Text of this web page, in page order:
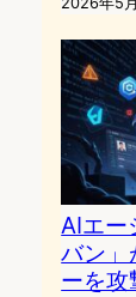
AIエー
バン
ーを